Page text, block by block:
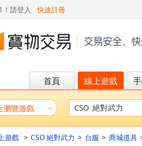
請登入 快速註冊
首頁 線上遊戲
瀏覽遊戲
遊戲 > CSO 絕對武力 > 台服 > 商城道具